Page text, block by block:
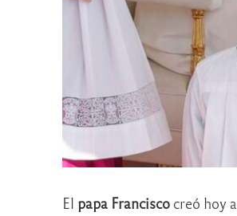
El papa Franciscocreó hoy a